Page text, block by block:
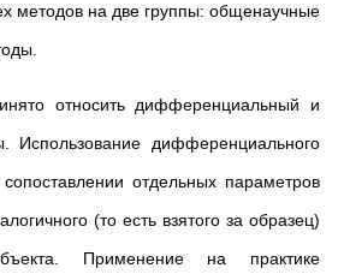
методов на две группы: общенаучные
относить дифференциальный и
Использование дифференциального
отдельных параметров
(то есть взятого за образец)
Применение на практике